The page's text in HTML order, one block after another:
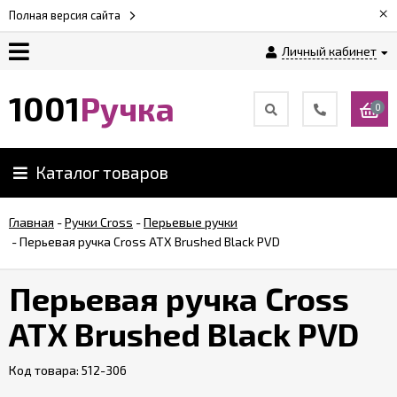
Полная версия сайта ×
Личный кабинет
Возврат
Обзоры
ручек
Контакты
1001Ручка 0
Каталог товаров
Главная -Ручки Cross -Перьевые ручки
-Перьевая ручка Cross ATX Brushed Black PVD
Перьевая ручка Cross
ATX Brushed Black PVD
Код товара: 512-306